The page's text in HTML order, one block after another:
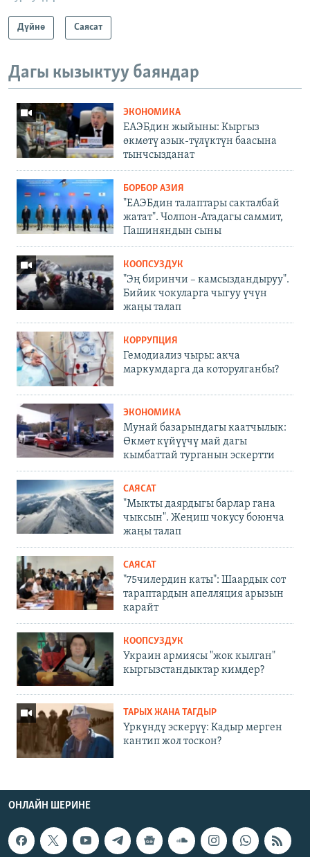
Дүйнө Саясат
Дагы кызыктуу баяндар
ЭКОНОМИКА
ЕАЭБдин жыйыны: Кыргыз
өкмөтү азык-түлүктүн баасына
тынчсызданат
БОРБОР АЗИЯ
"ЕАЭБдин талаптары сакталбай
жатат". Чолпон-Атадагы саммит,
Пашиняндын сыны
КООПСУЗДУК
"Эң биринчи – камсыздандыруу".
Бийик чокуларга чыгуу үчүн
жаңы талап
КОРРУПЦИЯ
Гемодиализ чыры: акча
маркумдарга да которулганбы?
ЭКОНОМИКА
Мунай базарындагы каатчылык:
Өкмөт күйүүчү май дагы
кымбаттай турганын эскертти
САЯСАТ
"Мыкты даярдыгы барлар гана
чыксын". Жеңиш чокусу боюнча
жаңы талап
САЯСАТ
"75чилердин каты": Шаардык сот
тараптардын апелляция арызын
карайт
КООПСУЗДУК
Украин армиясы "жок кылган"
кыргызстандыктар кимдер?
ТАРЫХ ЖАНА ТАГДЫР
Үркүндү эскерүү: Кадыр мерген
кантип жол тоскон?
ОНЛАЙН ШЕРИНЕ